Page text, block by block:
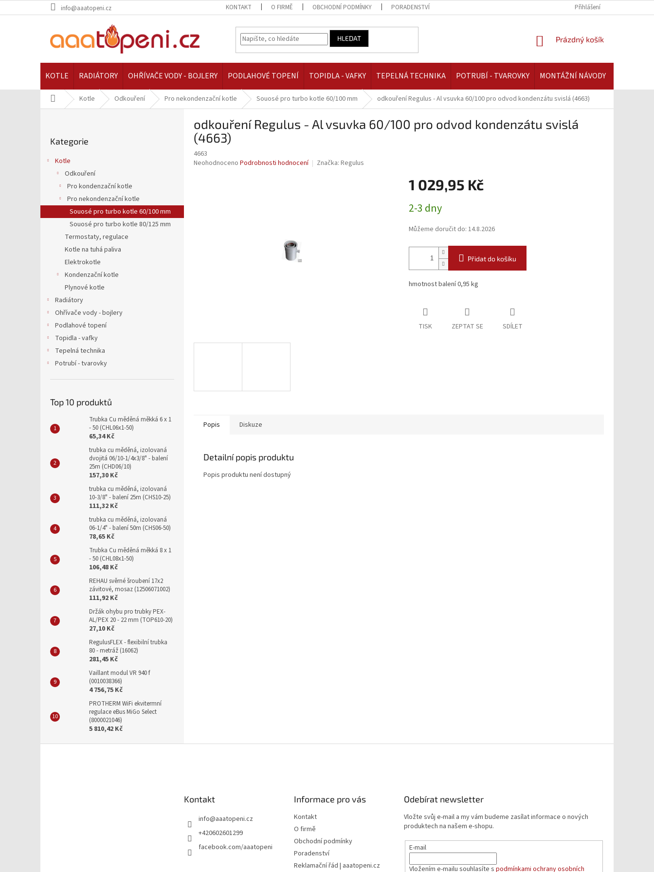
na
info@aaatopeni.cz KONTAKT O FIRMĚ OBCHODNÍ PODMÍNKY PORADENSTVÍ PLATBA A DOPRAVA |
Přihlášení
HLEDAT
NÁKUPNÍ
Prázdný košík
KOTLE RADIÁTORY OHŘÍVAČE VODY - BOJLERY PODLAHOVÉ TOPENÍ TOPIDLA - VAFKY TEPELNÁ TECHNIKA POTRUBÍ - TVAROVKY MONTÁŽNÍ NÁVODY
Domů Kotle Odkouření Pro nekondenzační kotle Souosé pro turbo kotle 60/100 mm odkouření Regulus - Al vsuvka 60/100 pro odvod kondenzátu svislá (4663)
a
kategorie
Kategorie
Kotle
Odkouření
Pro kondenzační kotle
Pro nekondenzační kotle
Souosé pro turbo kotle 60/100 mm
Souosé pro turbo kotle 80/125 mm
Termostaty, regulace
Kotle na tuhá paliva
Elektrokotle
Kondenzační kotle
Plynové kotle
Radiátory
Ohřívače vody - bojlery
Podlahové topení
Topidla - vafky
Tepelná technika
Potrubí - tvarovky
Top 10 produktů
Trubka Cu měděná měkká 6 x 1
- 50 (CHL06x1-50)
65,34 Kč
trubka cu měděná, izolovaná
dvojitá 06/10-1/4x3/8" - balení
25m (CHD06/10)
157,30 Kč
trubka cu měděná, izolovaná
10-3/8" - balení 25m (CHS10-25)
111,32 Kč
trubka cu měděná, izolovaná
06-1/4" - balení 50m (CHS06-50)
78,65 Kč
Trubka Cu měděná měkká 8 x 1
- 50 (CHL08x1-50)
106,48 Kč
REHAU svěrné šroubení 17x2
závitové, mosaz (12506071002)
111,92 Kč
Držák ohybu pro trubky PEX-
AL/PEX 20 - 22 mm (TOP610-20)
27,10 Kč
RegulusFLEX - flexibilní trubka
80 - metráž (16062)
281,45 Kč
Vaillant modul VR 940 f
(0010038366)
4 756,75 Kč
PROTHERM WiFi ekvitermní
regulace eBus MiGo Select
(8000021046)
5 810,42 Kč
odkouření Regulus - Al vsuvka 60/100 pro odvod kondenzátu svislá
(4663)
4663
Průměrné
Neohodnoceno Podrobnosti hodnocení Značka: Regulus
1 029,95 Kč
cena:
2-3 dny
Můžeme doručit do: 14.8.2026
Přidat do košíku
hmotnost balení 0,95 kg
TISK ZEPTAT SE SDÍLET
Popis Diskuze
Detailní popis produktu
Popis produktu není dostupný
Kontakt
info@aaatopeni.cz
+420602601299
facebook.com/aaatopeni
Informace pro vás
Kontakt
O firmě
Obchodní podmínky
Poradenství
Reklamační řád | aaatopeni.cz
Odebírat newsletter
Vložte svůj e-mail a my vám budeme zasílat informace o nových
produktech na našem e-shopu.
E-mail
Vložením e-mailu souhlasíte spodmínkami ochrany osobních